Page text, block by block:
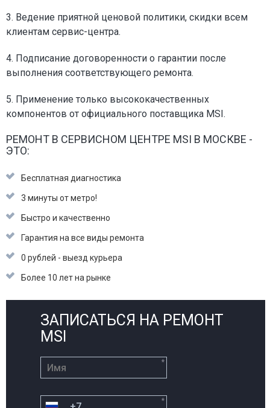
3. Ведение приятной ценовой политики, скидки всем
клиентам сервис-центра.
4. Подписание договоренности о гарантии после
выполнения соответствующего ремонта.
5. Применение только высококачественных
компонентов от официального поставщика MSI.
РЕМОНТ В СЕРВИСНОМ ЦЕНТРЕ MSI В МОСКВЕ -
ЭТО:
Бесплатная диагностика
3 минуты от метро!
Быстро и качественно
Гарантия на все виды ремонта
0 рублей - выезд курьера
Более 10 лет на рынке
ЗАПИСАТЬСЯ НА РЕМОНТ
MSI
*
*